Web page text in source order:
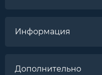
Информация
Дополнительно